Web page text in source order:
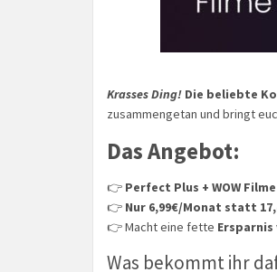
Krasses Ding! Die beliebte
zusammengetan und bringt
Das Angebot:
👉 Perfect Plus + WOW
👉 Nur 6,99€/Monat statt
👉 Macht eine fette Ersparnis
Was bekommt ihr